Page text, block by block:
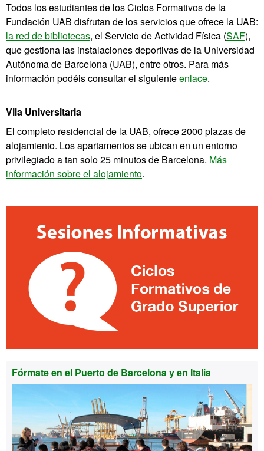
Todos los estudiantes de los Ciclos Formativos de la
Fundación UAB disfrutan de los servicios que ofrece la UAB:
la red de bibliotecas, el Servicio de Actividad Física (SAF),
que gestiona las instalaciones deportivas de la Universidad
Autónoma de Barcelona (UAB), entre otros. Para más
información podéis consultar el siguienteenlace.
Vila Universitaria
El completo residencial de la UAB, ofrece 2000 plazas de
alojamiento. Los apartamentos se ubican en un entorno
privilegiado a tan solo 25 minutos de Barcelona. Más
información sobre el alojamiento.
Información
complementaria
Fórmate en el Puerto de Barcelona y en Italia